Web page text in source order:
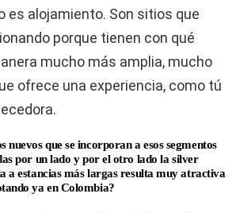
es alojamiento. Son sitios que
porque tienen con qué
mucho más amplia, mucho
ofrece una experiencia, como tú
nuevos que se incorporan a esos segmentos
por un lado y por el otro lado la silver
a estancias más largas resulta muy atractiva
ya en Colombia?